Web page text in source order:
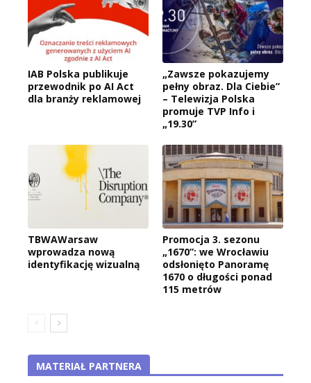
IAB Polska publikuje
przewodnik po AI Act
dla branży reklamowej
„Zawsze pokazujemy
pełny obraz. Dla Ciebie”
– Telewizja Polska
promuje TVP Info i
„19.30”
TBWAWarsaw
wprowadza nową
identyfikację wizualną
Promocja 3. sezonu
„1670”: we Wrocławiu
odsłonięto Panoramę
1670 o długości ponad
115 metrów
MATERIAŁ PARTNERA